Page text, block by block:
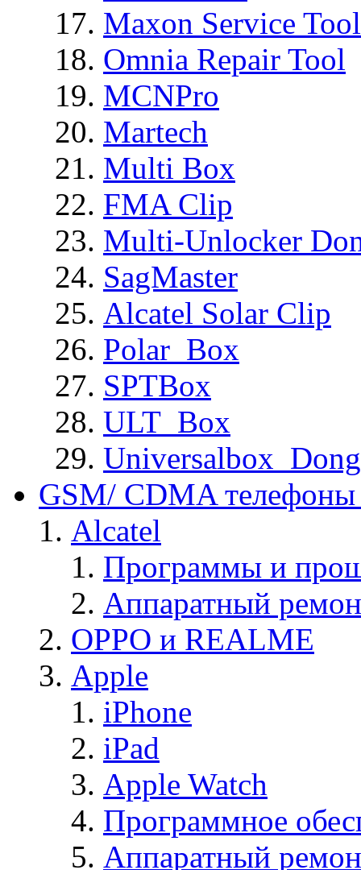
Maxon Service
Omnia Repair Tool
MCNPro
Martech
Multi Box
FMA Clip
Multi-Unlocker
SagMaster
Alcatel Solar Clip
Polar_Box
SPTBox
ULT_Box
GSM/ CDMA
Alcatel
Программы и
Аппаратный
OPPO и REALME
Apple
iPhone
iPad
Apple Watch
Программное
Аппаратный